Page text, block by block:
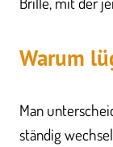
Warum
Man
ständig